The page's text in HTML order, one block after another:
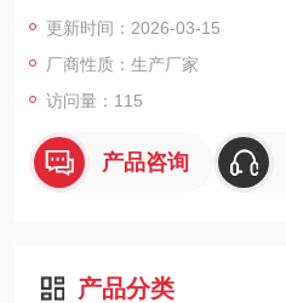
更新时间：2026-03-15
厂商性质：生产厂家
访问量：115
产品咨询
产品分类